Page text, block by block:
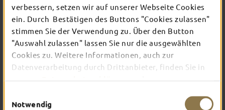
verbessern, setzen wir auf unserer Webseite Cookies
ein. Durch Bestätigen des Buttons "Cookies zulassen"
stimmen Sie der Verwendung zu. Über den Button
"Auswahl zulassen" lassen Sie nur die ausgewählten
Cookies zu. Weitere Informationen, auch zur
Datenverarbeitung durch Drittanbieter, finden Sie in
Notwendig
In Fulda ist irgendwo immer etwas los: Ob
Konzert, Musical, Erlebnis-Stadtführung oder
Theater – entdecke hier aktuelle Veranstaltungen
und Highlights in und um Fulda.